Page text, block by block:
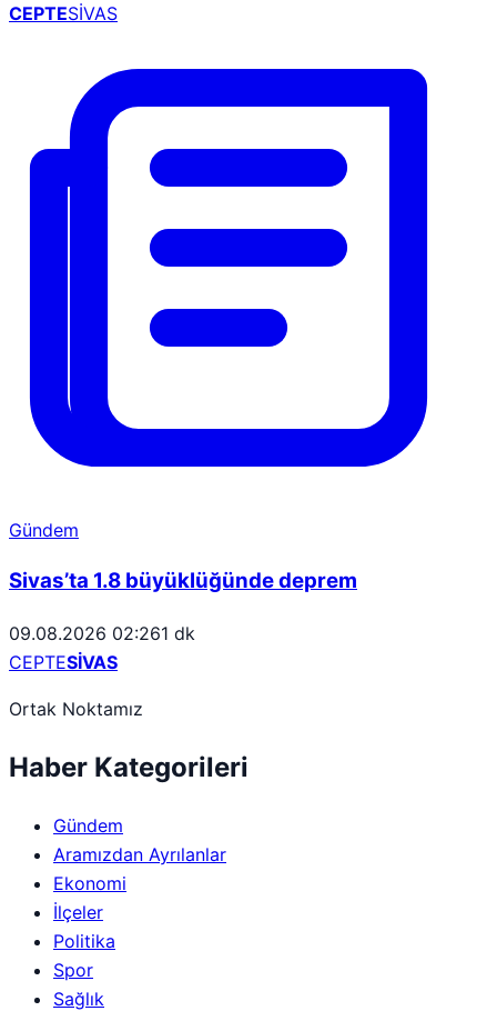
CEPTESİVAS
Gündem
Sivas’ta 1.8 büyüklüğünde deprem
09.08.2026 02:261 dk
CEPTESİVAS
Ortak Noktamız
Haber Kategorileri
Gündem
Aramızdan Ayrılanlar
Ekonomi
İlçeler
Politika
Spor
Sağlık